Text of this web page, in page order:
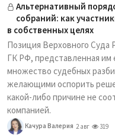
Альтернативный
собраний: как
в собственных целях
Позиция Верховного Суда
ГК РФ, представленная им
множество судебных
желающими оспорить
какой-либо причине не
компанией.
Качура Валерия 2 авг 319